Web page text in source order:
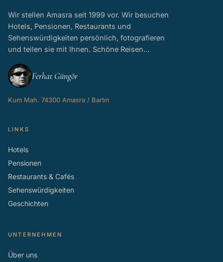
Wir stellen Amasra seit 1999 vor. Wir besuchen
Hotels, Pensionen, Restaurants und
Sehenswürdigkeiten persönlich, fotografieren
und teilen sie mit Ihnen. Schöne Reisen…
Ferhat Güngör
Kum Mah. 74300 Amasra / Bartın
LINKS
Hotels
Pensionen
Restaurants & Cafés
Sehenswürdigkeiten
Geschichten
UNTERNEHMEN
Über uns